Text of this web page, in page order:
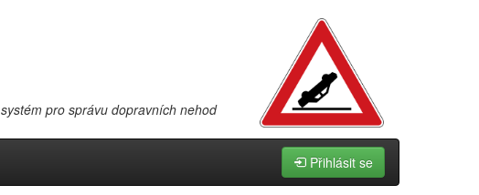
systém pro správu dopravních nehod
Přihlásit se